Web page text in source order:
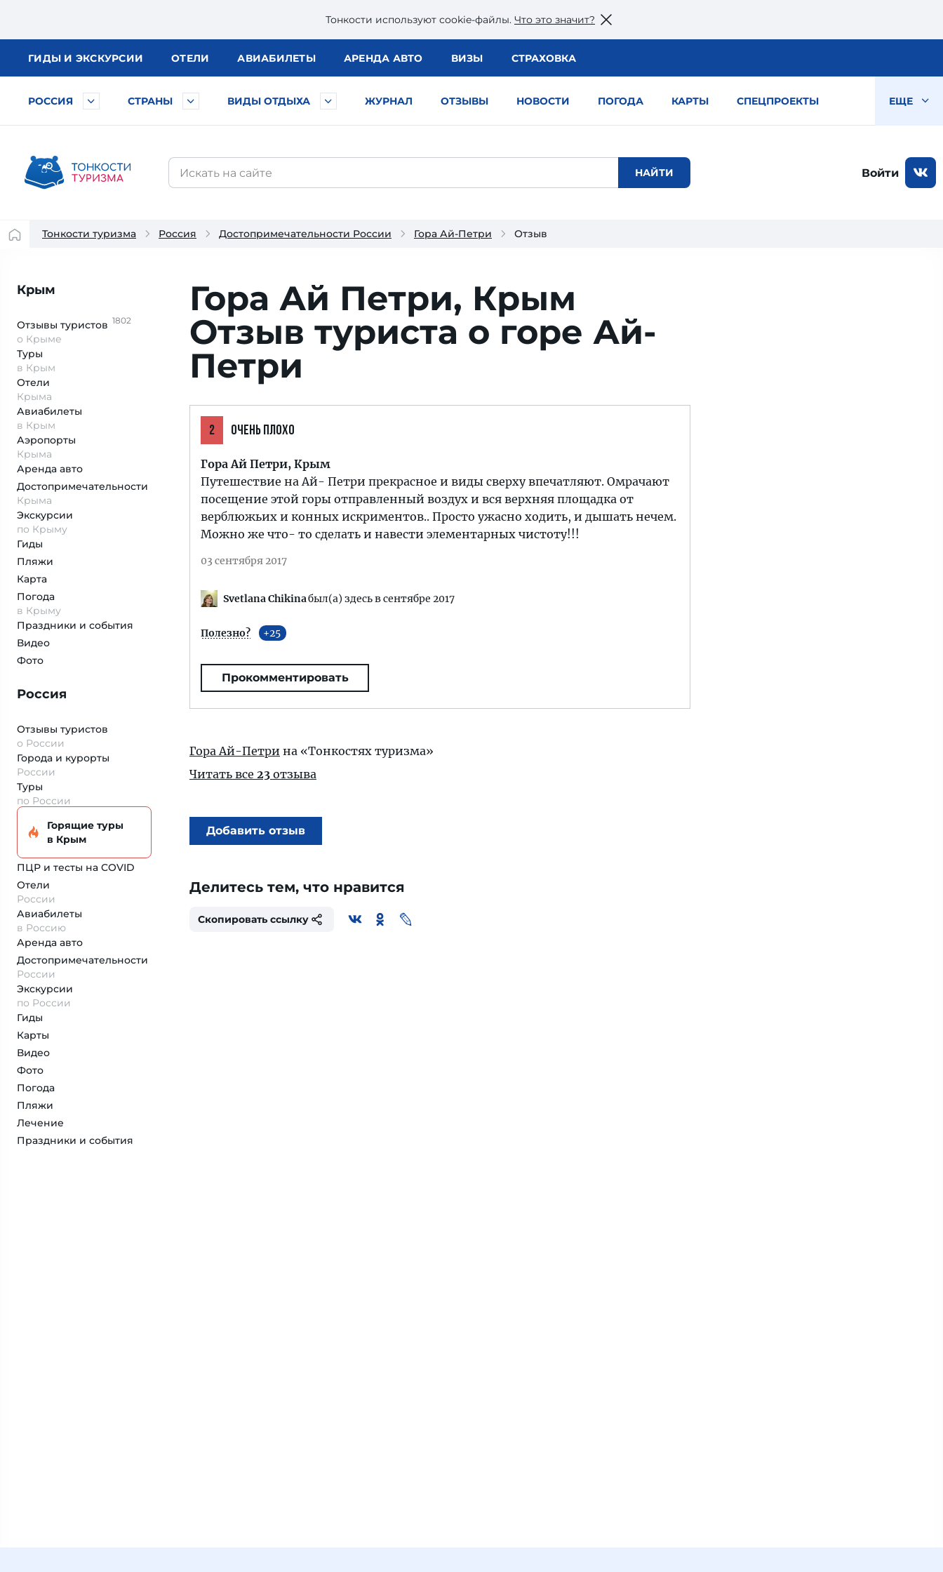
Тонкости используют сookie-файлы. Что это значит?
ГИДЫ И ЭКСКУРСИИ ОТЕЛИ АВИАБИЛЕТЫ АРЕНДА АВТО ВИЗЫ СТРАХОВКА
РОССИЯ СТРАНЫ ВИДЫ ОТДЫХА ЖУРНАЛ ОТЗЫВЫ НОВОСТИ ПОГОДА КАРТЫ СПЕЦПРОЕКТЫ ЕЩЕ
Войти
Тонкости туризма Россия Достопримечательности России Гора Ай-Петри Отзыв
Крым
Отзывы туристов 1802
о Крыме
Туры
в Крым
Отели
Крыма
Авиабилеты
в Крым
Аэропорты
Крыма
Аренда авто
Достопримеча­тельности
Крыма
Экскурсии
по Крыму
Гиды
Пляжи
Карта
Погода
в Крыму
Праздники и события
Видео
Фото
Россия
Отзывы туристов
о России
Города и курорты
России
Туры
по России
Горящие туры
в Крым
ПЦР и тесты на COVID
Отели
России
Авиабилеты
в Россию
Аренда авто
Достопримеча­тельности
России
Экскурсии
по России
Гиды
Карты
Видео
Фото
Погода
Пляжи
Лечение
Праздники и события
Гора Ай Петри, Крым
Отзыв туриста о горе Ай-
Петри
2 ОЧЕНЬ ПЛОХО
Гора Ай Петри, Крым
Путешествие на Ай- Петри прекрасное и виды сверху впечатляют. Омрачают
посещение этой горы отправленный воздух и вся верхняя площадка от
верблюжьих и конных искриментов.. Просто ужасно ходить, и дышать нечем.
Можно же что- то сделать и навести элементарных чистоту!!!
03 сентября 2017
Svetlana Chikinaбыл(а) здесь в сентябре 2017
Полезно? 25
Прокомментировать
Гора Ай-Петри на «Тонкостях туризма»
Читать все 23 отзыва
Добавить отзыв
Делитесь тем, что нравится
Скопировать ссылку